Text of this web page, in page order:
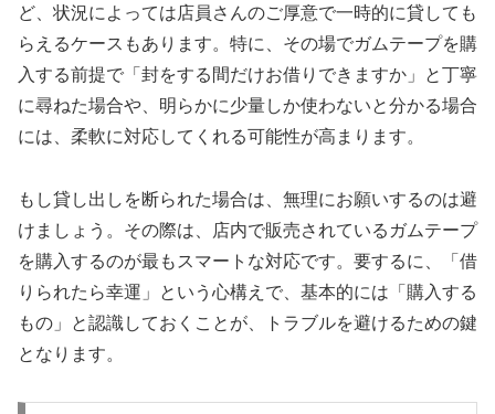
ど、状況によっては店員さんのご厚意で一時的に貸しても
らえるケースもあります。特に、その場でガムテープを購
入する前提で「封をする間だけお借りできますか」と丁寧
に尋ねた場合や、明らかに少量しか使わないと分かる場合
には、柔軟に対応してくれる可能性が高まります。
もし貸し出しを断られた場合は、無理にお願いするのは避
けましょう。その際は、店内で販売されているガムテープ
を購入するのが最もスマートな対応です。要するに、「借
りられたら幸運」という心構えで、基本的には「購入する
もの」と認識しておくことが、トラブルを避けるための鍵
となります。